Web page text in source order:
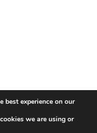
best experience on our
we are using or
Français
Português